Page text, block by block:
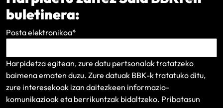
buletinera:
Posta elektronikoa*
Harpidetza egitean, zure datu pertsonalak tratatzeko
baimena ematen duzu. Zure datuak BBK-k tratatuko ditu,
zure interesekoak izan daitezkeen informazio-
komunikazioak eta berrikuntzak bidaltzeko. Pribatasun